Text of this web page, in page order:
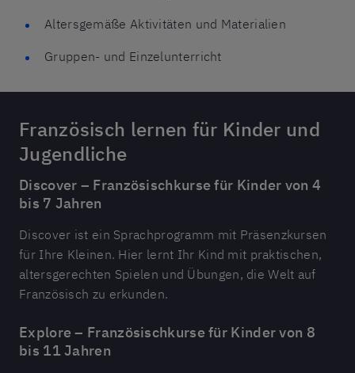
Altersgemäße Aktivitäten und Materialien
Gruppen- und Einzelunterricht
Französisch lernen für Kinder und
Jugendliche
Discover – Französischkurse für Kinder von 4
bis 7 Jahren
Discover ist ein Sprachprogramm mit Präsenzkursen
für Ihre Kleinen. Hier lernt Ihr Kind mit praktischen,
altersgerechten Spielen und Übungen, die Welt auf
Französisch zu erkunden.
Explore – Französischkurse für Kinder von 8
bis 11 Jahren